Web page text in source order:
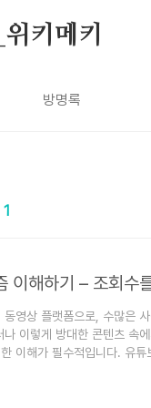
키메키
방명록
1
이해하기 – 조회수
동영상 플랫폼으로, 수많은
나 이렇게 방대한 콘텐츠 속
이해가 필수적입니다. 유
스팅에서는 유튜브 알고리